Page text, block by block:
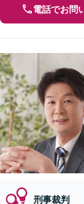
電話でお問
刑事裁判